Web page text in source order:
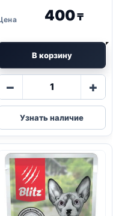
400₸
В корзину
−
Количество
Blitz
(КУРИЦА,
ТЫКВА)
85г
+
Узнать наличие